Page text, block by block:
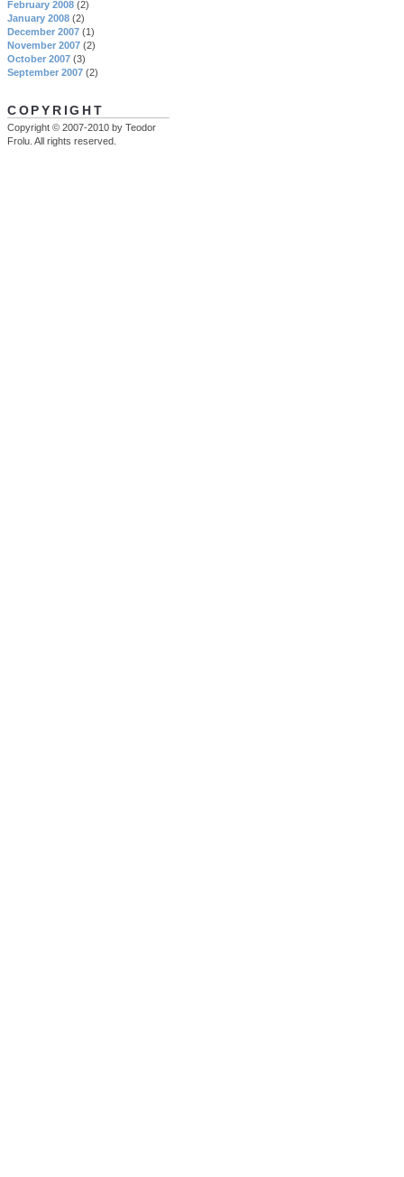
February 2008 (2)
January 2008 (2)
December 2007 (1)
November 2007 (2)
October 2007 (3)
September 2007 (2)
COPYRIGHT
Copyright © 2007-2010 by Teodor
Frolu. All rights reserved.